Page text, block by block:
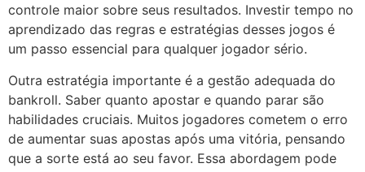
controle maior sobre seus resultados. Investir tempo no
aprendizado das regras e estratégias desses jogos é
um passo essencial para qualquer jogador sério.
Outra estratégia importante é a gestão adequada do
bankroll. Saber quanto apostar e quando parar são
habilidades cruciais. Muitos jogadores cometem o erro
de aumentar suas apostas após uma vitória, pensando
que a sorte está ao seu favor. Essa abordagem pode